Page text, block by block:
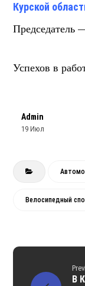
Курской
Успехов в
Admin
19 Июл
Велосипедный
В